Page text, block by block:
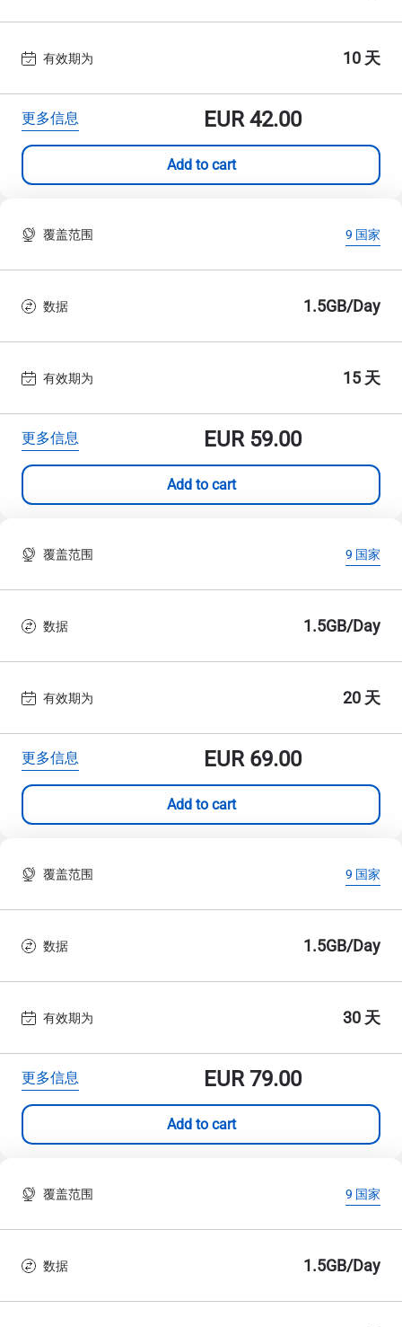
有效期为 10 天
更多信息 EUR42.00
Add to cart
覆盖范围 9 国家
数据 1.5GB/Day
有效期为 15 天
更多信息 EUR59.00
Add to cart
覆盖范围 9 国家
数据 1.5GB/Day
有效期为 20 天
更多信息 EUR69.00
Add to cart
覆盖范围 9 国家
数据 1.5GB/Day
有效期为 30 天
更多信息 EUR79.00
Add to cart
覆盖范围 9 国家
数据 1.5GB/Day